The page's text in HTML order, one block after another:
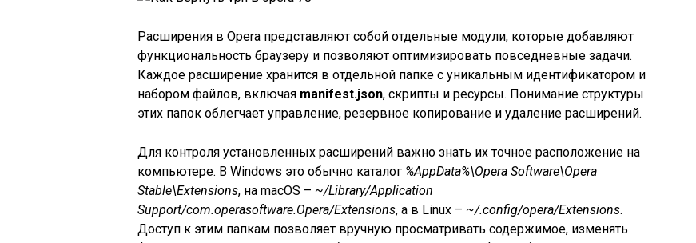
Расширения в Opera представляют собой отдельные модули, которые добавляют
функциональность браузеру и позволяют оптимизировать повседневные задачи.
Каждое расширение хранится в отдельной папке с уникальным идентификатором и
набором файлов, включая manifest.json, скрипты и ресурсы. Понимание структуры
этих папок облегчает управление, резервное копирование и удаление расширений.
Для контроля установленных расширений важно знать их точное расположение на
компьютере. В Windows это обычно каталог %AppData%\Opera Software\Opera
Stable\Extensions, на macOS – ~/Library/Application
Support/com.operasoftware.Opera/Extensions, а в Linux – ~/.config/opera/Extensions.
Доступ к этим папкам позволяет вручную просматривать содержимое, изменять